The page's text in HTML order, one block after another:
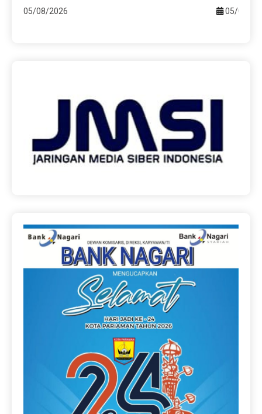
05/08/2026 05/08/